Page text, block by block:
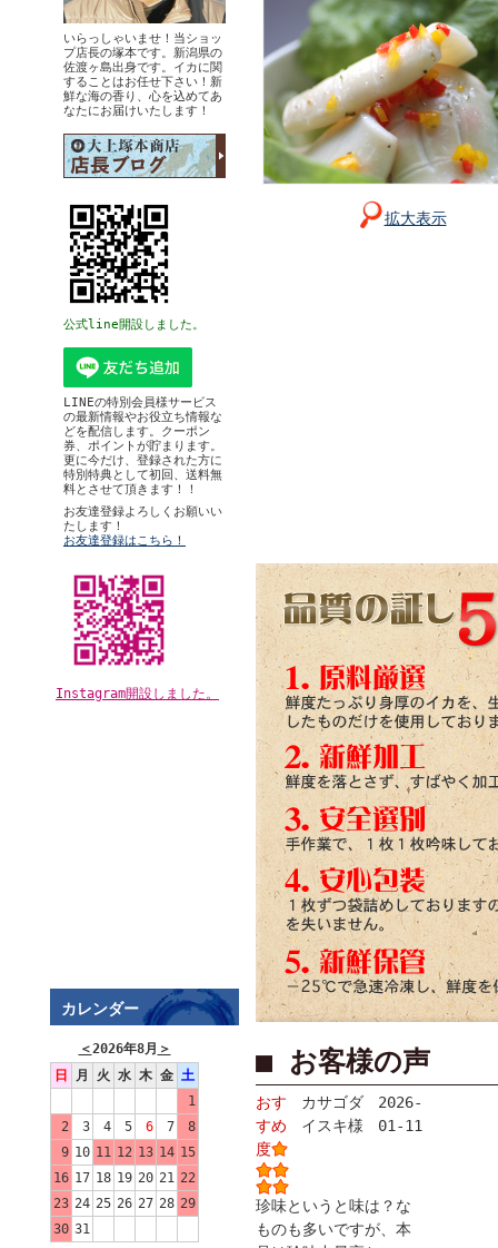
いらっしゃいませ！当ショッ
プ店長の塚本です。新潟県の
佐渡ヶ島出身です。イカに関
することはお任せ下さい！新
鮮な海の香り、心を込めてあ
なたにお届けいたします！
公式line開設しました。
LINEの特別会員様サービス
の最新情報やお役立ち情報な
どを配信します。クーポン
券、ポイントが貯まります。
更に今だけ、登録された方に
特別特典として初回、送料無
料とさせて頂きます！！
お友達登録よろしくお願いい
たします！
お友達登録はこちら！
Instagram開設しました。
カレンダー
＜2026年8月 ＞
日
月 火 水 木 金 土
1
2
3 4 5 6 7
8
9 10 11 12 13 14 15
16 17 18 19 20 21 22
23 24 25 26 27 28 29
30 31
拡大表示
■ お客様の声
おす
すめ
度
カサゴダ
イスキ様
2026-
01-11
珍味というと味は？な
ものも多いですが、本